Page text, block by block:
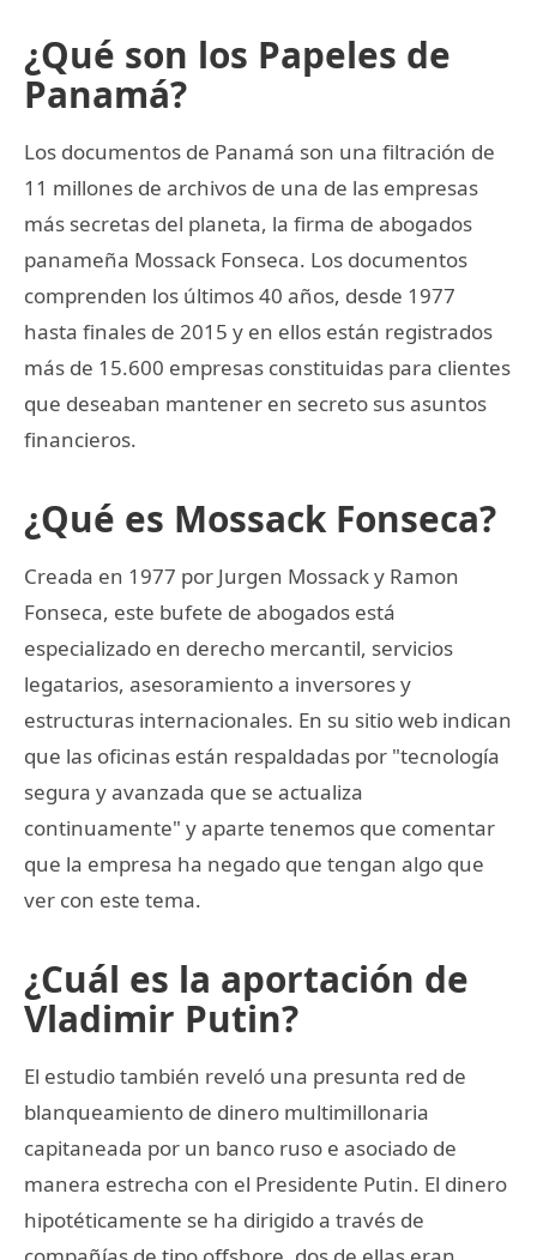
¿Qué son los Papeles de
Panamá?
Los documentos de Panamá son una filtración de
11 millones de archivos de una de las empresas
más secretas del planeta, la firma de abogados
panameña Mossack Fonseca. Los documentos
comprenden los últimos 40 años, desde 1977
hasta finales de 2015 y en ellos están registrados
más de 15.600 empresas constituidas para clientes
que deseaban mantener en secreto sus asuntos
financieros.
¿Qué es Mossack Fonseca?
Creada en 1977 por Jurgen Mossack y Ramon
Fonseca, este bufete de abogados está
especializado en derecho mercantil, servicios
legatarios, asesoramiento a inversores y
estructuras internacionales. En su sitio web indican
que las oficinas están respaldadas por "tecnología
segura y avanzada que se actualiza
continuamente" y aparte tenemos que comentar
que la empresa ha negado que tengan algo que
ver con este tema.
¿Cuál es la aportación de
Vladimir Putin?
El estudio también reveló una presunta red de
blanqueamiento de dinero multimillonaria
capitaneada por un banco ruso e asociado de
manera estrecha con el Presidente Putin. El dinero
hipotéticamente se ha dirigido a través de